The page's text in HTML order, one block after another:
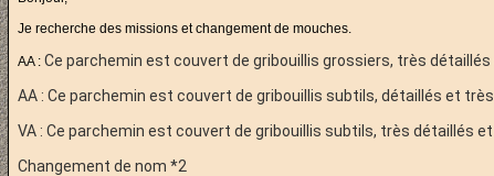
Je recherche des missions et changement de mouches.
AA : Ce parchemin est couvert de gribouillis grossiers, très détaillés
AA : Ce parchemin est couvert de gribouillis subtils, détaillés et très
VA : Ce parchemin est couvert de gribouillis subtils, très détaillés et
Changement de nom *2